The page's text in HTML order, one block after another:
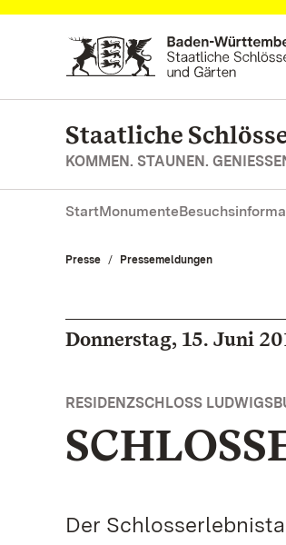
Zum Hauptinhalt springen
Staatliche
KOMMEN. STAUNEN.
StartMonumente
Presse Pressemeldungen
Donnerstag, 15. Juni
RESIDENZSCHLOSS
Der